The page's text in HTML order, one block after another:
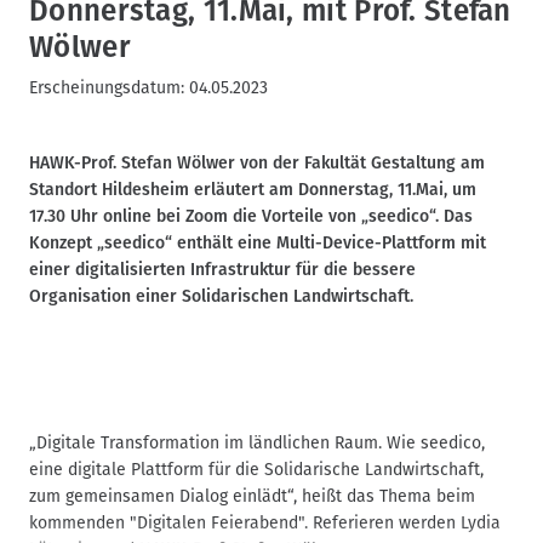
Donnerstag, 11.Mai, mit Prof. Stefan
Wölwer
Erscheinungsdatum: 04.05.2023
HAWK-Prof. Stefan Wölwer von der Fakultät Gestaltung am
Standort Hildesheim erläutert am Donnerstag, 11.Mai, um
17.30 Uhr online bei Zoom die Vorteile von „seedico“. Das
Konzept „seedico“ enthält eine Multi-Device-Plattform mit
einer digitalisierten Infrastruktur für die bessere
Organisation einer Solidarischen Landwirtschaft.
„Digitale Transformation im ländlichen Raum. Wie seedico,
eine digitale Plattform für die Solidarische Landwirtschaft,
zum gemeinsamen Dialog einlädt“, heißt das Thema beim
kommenden "Digitalen Feierabend". Referieren werden Lydia